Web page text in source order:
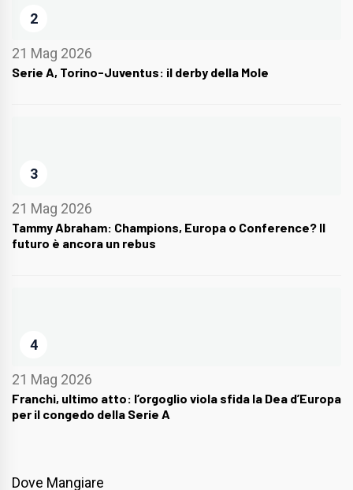
2
21 Mag 2026
Serie A, Torino-Juventus: il derby della Mole
3
21 Mag 2026
Tammy Abraham: Champions, Europa o Conference? Il
futuro è ancora un rebus
4
21 Mag 2026
Franchi, ultimo atto: l’orgoglio viola sfida la Dea d’Europa
per il congedo della Serie A
Dove Mangiare